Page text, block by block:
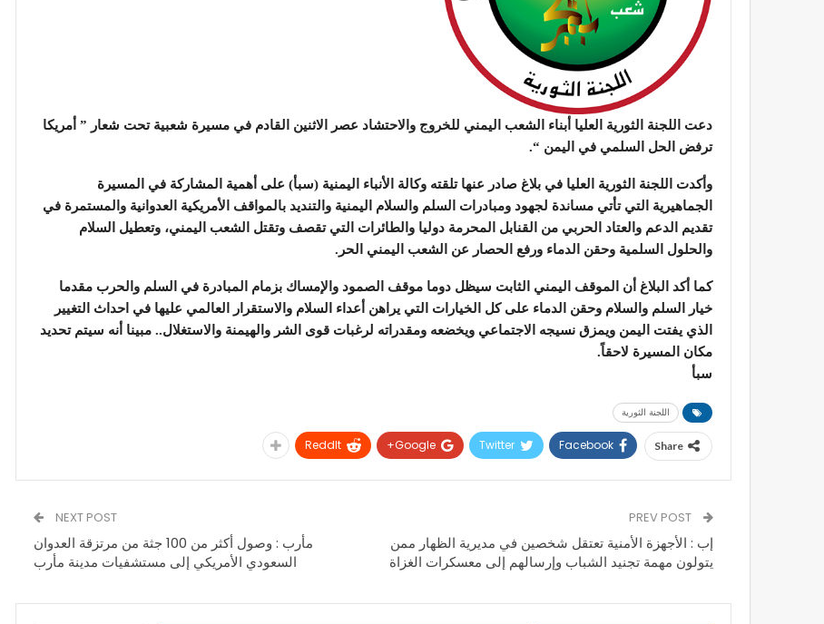
دعت اللجنة الثورية العليا أبناء الشعب اليمني للخروج والاحتشاد عصر الاثنين القادم في مسيرة شعبية تحت شعار ” أمريكا
ترفض الحل السلمي في اليمن “.
وأكدت اللجنة الثورية العليا في بلاغ صادر عنها تلقته وكالة الأنباء اليمنية (سبأ) على أهمية المشاركة في المسيرة
الجماهيرية التي تأتي مساندة لجهود ومبادرات السلم والسلام اليمنية والتنديد بالمواقف الأمريكية العدوانية والمستمرة في
تقديم الدعم والعتاد الحربي من القنابل المحرمة دوليا والطائرات التي تقصف وتقتل الشعب اليمني، وتعطيل السلام
والحلول السلمية وحقن الدماء ورفع الحصار عن الشعب اليمني الحر.
كما أكد البلاغ أن الموقف اليمني الثابت سيظل دوما موقف الصمود والإمساك بزمام المبادرة في السلم والحرب مقدما
خيار السلم والسلام وحقن الدماء على كل الخيارات التي يراهن أعداء السلام والاستقرار العالمي عليها في احداث التغيير
الذي يفتت اليمن ويمزق نسيجه الاجتماعي ويخضعه ومقدراته لرغبات قوى الشر والهيمنة والاستغلال.. مبينا أنه سيتم تحديد
مكان المسيرة لاحقاً.
سبأ
اللجنة الثورية
Share
Facebook
Twitter
Google+
ReddIt
إب : الأجهزة الأمنية تعتقل شخصين في مديرية الظهار ممن
يتولون مهمة تجنيد الشباب وإرسالهم إلى معسكرات الغزاة
NEXT POST
مأرب : وصول أكثر من 100 جثة من مرتزقة العدوان
السعودي الأمريكي إلى مستشفيات مدينة مأرب